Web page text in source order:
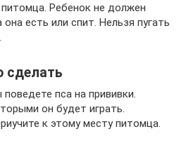
Ребенок не должен
есть или спит. Нельзя пугать
сделать
пса на прививки.
он будет играть.
к этому месту питомца.